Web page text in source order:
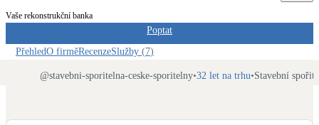
Tepelná čerpadla
Klimatizace pro vytápění
Vaše rekonstrukční banka
Poptat
PřehledO firměRecenzeSlužby (7)
@stavebni-sporitelna-ceske-sporitelny•32 let na trhu•Stavební